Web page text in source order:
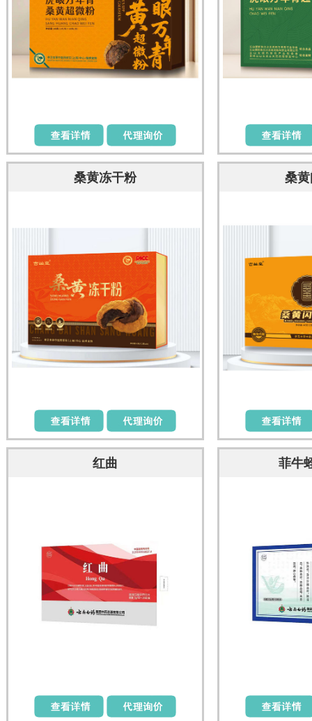
桑黄冻干粉 桑
红曲 菲牛